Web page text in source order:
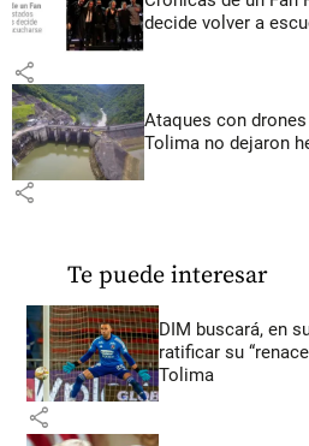
decide volver a
share
Ataques con
Tolima no dejaron
share
Te puede interesar
DIM buscará, en
ratificar su
Tolima
share